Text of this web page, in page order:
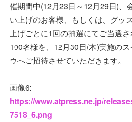
催期間中(12月23日～12月29日)、
い上げのお客様、もしくは、グッ
上げごとに1回の抽選にてご当選
100名様を、12月30日(木)実施の
ウへご招待させていただきます。
画像6:
https://www.atpress.ne.jp/
7518_6.png